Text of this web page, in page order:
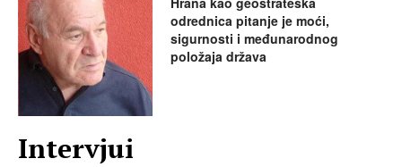
odrednica pitanje je moći,
sigurnosti i međunarodnog
položaja država
Intervjui